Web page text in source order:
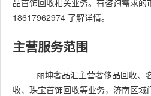
品首饰回收相关业务。有咨询需求的
18617962974 了解详情。
主营服务范围
丽坤奢品汇主营奢侈品回收、名
收、珠宝首饰回收等业务，济南区